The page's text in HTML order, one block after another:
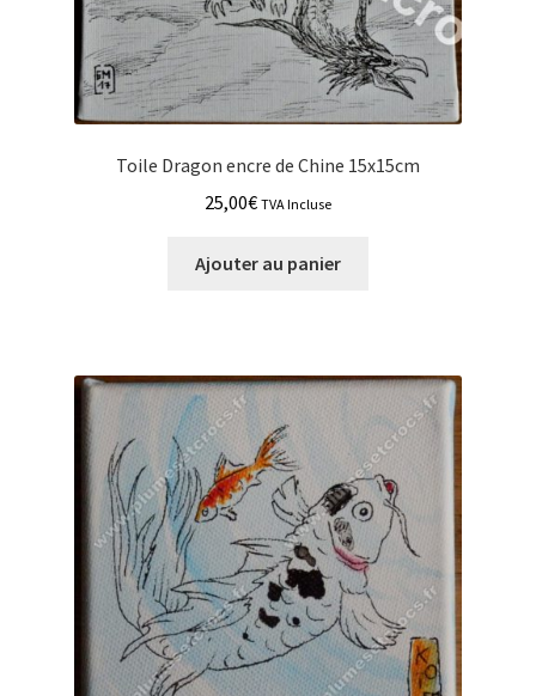
Toile Dragon encre de Chine 15x15cm
25,00€ TVA Incluse
Ajouter au panier